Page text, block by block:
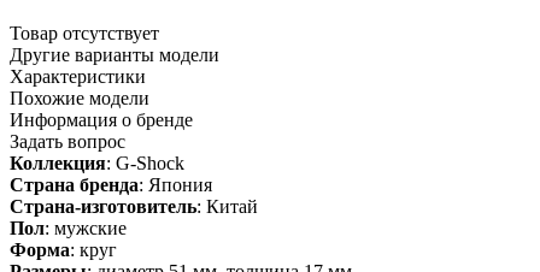
Товар отсутствует
Другие варианты модели
Характеристики
Похожие модели
Информация о бренде
Задать вопрос
Коллекция: G-Shock
Страна бренда: Япония
Страна-изготовитель: Китай
Пол: мужские
Форма: круг